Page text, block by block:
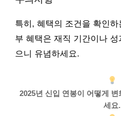
특히, 혜택의 조건을 확인
부 혜택은 재직 기간이나
으니 유념하세요.
2025년 신입 연봉이 어떻게
세요.